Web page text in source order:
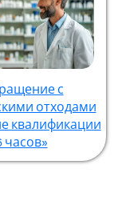
с
отходами
квалификации
часов»